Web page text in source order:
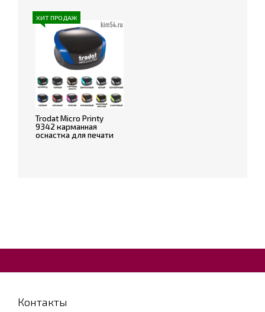
ХИТ ПРОДАЖ
Trodat Micro Printy
9342 карманная
оснастка для печати
Контакты